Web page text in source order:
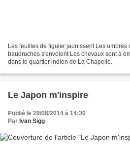
Les feuilles de figuier jaunissent Les ombres des chaises s'allongent Les
baudruches s'envolent Les chevaux sont à
dans le quartier indien de La Chapelle.
Le Japon m'inspire
Publié le 29/08/2014 à 14:30
Par Ivan Sigg